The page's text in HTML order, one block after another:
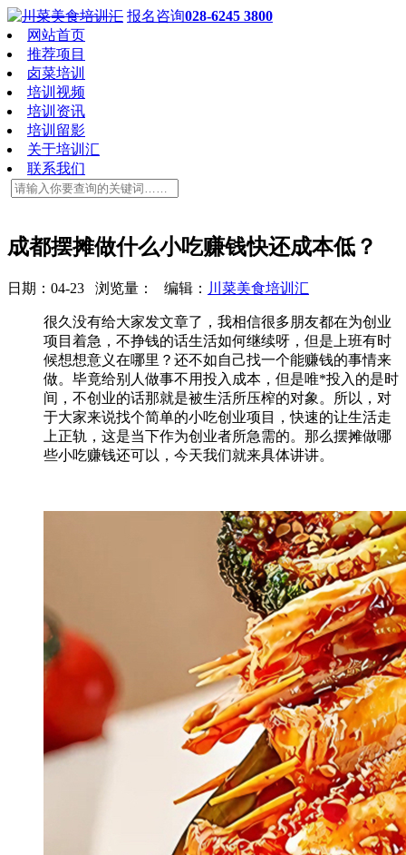
报名咨询028-6245 3800
网站首页
推荐项目
卤菜培训
培训视频
培训资讯
培训留影
关于培训汇
联系我们
成都摆摊做什么小吃赚钱快还成本低？
日期：04-23 浏览量： 编辑： 川菜美食培训汇
很久没有给大家发文章了，我相信很多朋友都在为创业
项目着急，不挣钱的话生活如何继续呀，但是上班有时
候想想意义在哪里？还不如自己找一个能赚钱的事情来
做。毕竟给别人做事不用投入成本，但是唯*投入的是时
间，不创业的话那就是被生活所压榨的对象。所以，对
于大家来说找个简单的小吃创业项目，快速的让生活走
上正轨，这是当下作为创业者所急需的。那么摆摊做哪
些小吃赚钱还可以，今天我们就来具体讲讲。